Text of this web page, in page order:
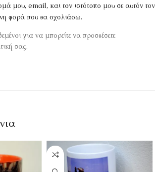
μου, email, και τον ιστότοπο μου σε αυτόν τον
φορά που θα σχολιάσω.
για να μπορείτε να προσθέσετε
σας.